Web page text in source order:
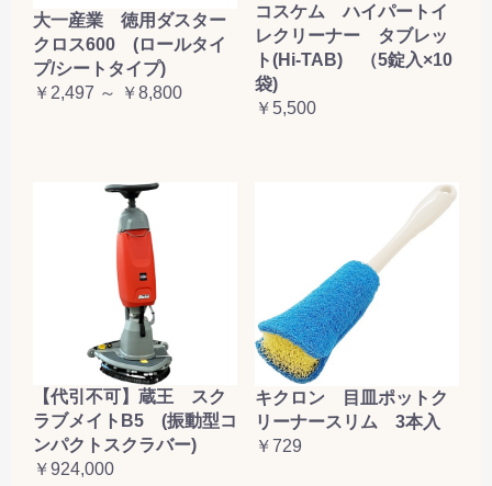
大一産業 徳用ダスター
クロス600 (ロールタイ
プ/シートタイプ)
￥2,497 ～ ￥8,800
コスケム ハイパートイ
レクリーナー タブレッ
ト(Hi-TAB) （5錠入×10
袋)
￥5,500
【代引不可】蔵王 スク
ラブメイトB5 (振動型コ
ンパクトスクラバー)
￥924,000
キクロン 目皿ポットク
リーナースリム 3本入
￥729